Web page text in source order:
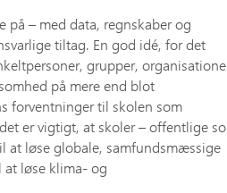
– med data, regnskaber og
tiltag. En god idé, for det
grupper,
på mere end blot
forventninger til skolen som
er vigtigt, at skoler – offentlige
at løse globale, samfundsmæssige
løse klima- og